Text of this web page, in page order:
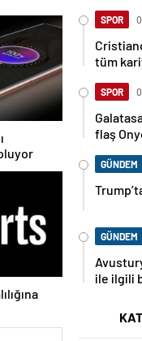
SPOR
tüm
SPOR
flaş
GÜNDEM
GÜNDEM
ile ilgili